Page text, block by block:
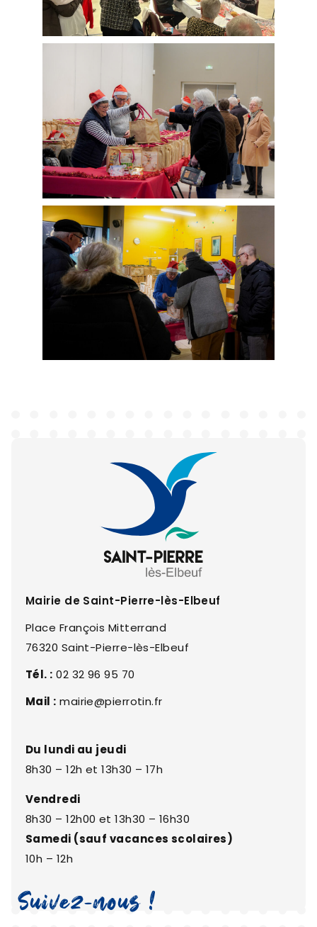
Mairie de Saint-Pierre-lès-Elbeuf
Place François Mitterrand
76320 Saint-Pierre-lès-Elbeuf
Tél. : 02 32 96 95 70
Mail : mairie@pierrotin.fr
Du lundi au jeudi
8h30 – 12h et 13h30 – 17h
Vendredi
8h30 – 12h00 et 13h30 – 16h30
Samedi (sauf vacances scolaires)
10h – 12h
Suivez-nous !